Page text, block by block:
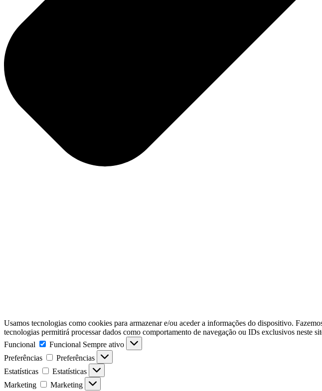
Usamos tecnologias como cookies para armazenar e/ou aceder a informações do dispositivo.
tecnologias permitirá processar dados como comportamento de navegação ou IDs exclusivos neste
Funcional
Funcional Sempre ativo
Preferências
Preferências
Estatísticas
Estatísticas
Marketing
Marketing